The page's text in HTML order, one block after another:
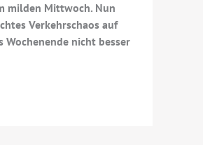
milden Mittwoch. Nun
Verkehrschaos auf
nicht besser